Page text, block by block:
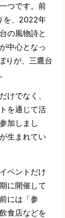
つです。前
を、2022年
の風物詩と
中心となっ
りが、三鷹台
けでなく、
を通じて活
加しまし
生まれてい
ベントだけ
に開催して
には「参
食店などを